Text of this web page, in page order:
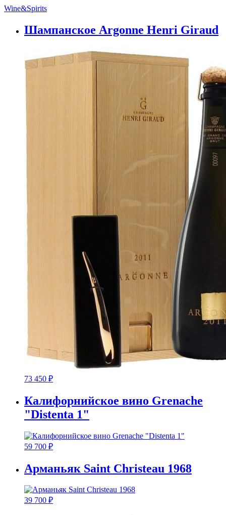
Wine&Spirits
Шампанское Argonne Henri Giraud
73 450 ₽
Калифорнийское вино Grenache
"Distenta 1"
59 700 ₽
Арманьяк Saint Christeau 1968
39 700 ₽